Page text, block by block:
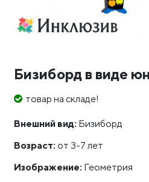
Бизиборд в виде
товар на складе!
Внешний вид: Бизиборд
Возраст: от 3-7 лет
Изображение: Геометрия